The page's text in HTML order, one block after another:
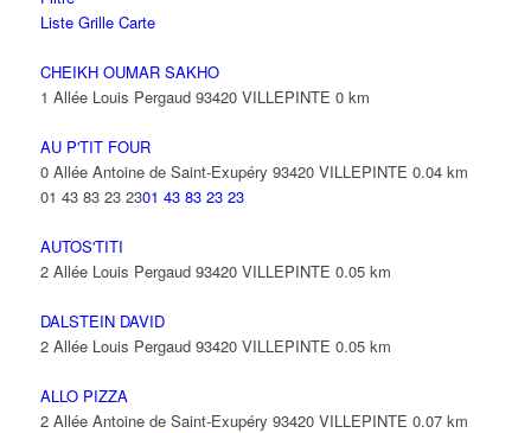
Liste Grille Carte
CHEIKH OUMAR SAKHO
1 Allée Louis Pergaud 93420 VILLEPINTE 0 km
AU P'TIT FOUR
0 Allée Antoine de Saint-Exupéry 93420 VILLEPINTE 0.04 km
01 43 83 23 2301 43 83 23 23
AUTOS'TITI
2 Allée Louis Pergaud 93420 VILLEPINTE 0.05 km
DALSTEIN DAVID
2 Allée Louis Pergaud 93420 VILLEPINTE 0.05 km
ALLO PIZZA
2 Allée Antoine de Saint-Exupéry 93420 VILLEPINTE 0.07 km